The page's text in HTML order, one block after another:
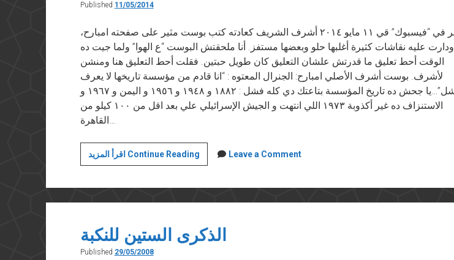
Published 11/05/2014
نُشر في “فيسبوك” قي ١١ مايو ٢٠١٤ أشرف الشريف كعادته كتب بوست مثير على صفحته امبارح،
ودارت عليه نقاشات كثيرة أغلبها حلو وبعضها مستفز. أنا ملحقتش البوست “ع الهوا” ولما جيت ده
الوقت أحط تعليق ما قدرتش علشان التعليق كان طويل حبتين. فقلت أحط التعليق هنا ومنشن
لأشرف. بوست أشرف الأصلي امبارح: الجنرال المعتوه : “انا قادم من مؤسسة تاريخها لا يعرف
الفشل”…يا جحش ده تاريخ المؤسسة بتاعتك دي كله فشل : ١٨٨٢ و ١٩٤٨ و ١٩٥٦ و اليمن و ١٩٦٧ و
الاستنزاف ده غير أكذوبة ١٩٧٣ اللي انتهت و الجيش الإسرائيلي علي بعد اقل من ١٠٠ كيلو من
اقرأ المزيد Continue Readingفين
وثائق
Leave a Comment
الذكرى الستين للنكبة
Published 29/05/2008